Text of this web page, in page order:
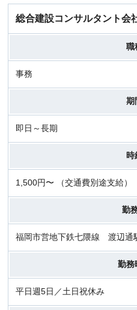
総合建設コンサルタント
職
事務
期
即日～長期
時
1,500円〜 （交通費別途支給）
勤
福岡市営地下鉄七隈線 渡辺通
勤務
平日週5日／土日祝休み